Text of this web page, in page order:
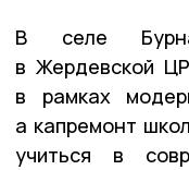
В селе
в Жердевской
в рамках
а капремонт
учиться в